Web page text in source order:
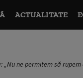
ACTUALITATE
„Nu ne permitem să